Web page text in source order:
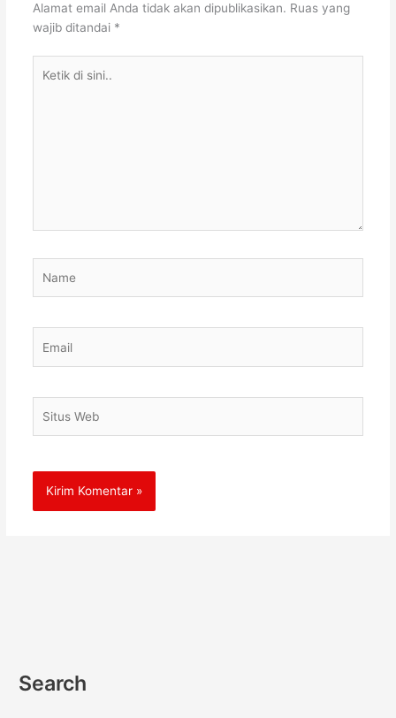
Alamat email Anda tidak akan dipublikasikan. Ruas yang
wajib ditandai *
Web
Search